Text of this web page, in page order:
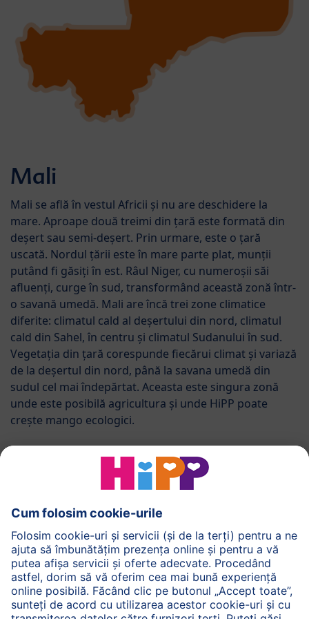
Mali
Mali se află în vestul Africii și nu are deschidere la
mare. Aproape două treimi din țară este formată din
deșert sau semi-deșert. Prin urmare, este o țară
uscată. Nordul țării este în mare parte plat, munții
putând fi găsiți în est. Râul Niger, cu numeroșii săi
afluenți, curge în sud, transformând această zonă într-
o savană umedă. Mali are încă trei zone climatice
diferite: climatul cald al deșertului din nord, climatul
cald din Sahel, în centru și climatul Sudanului în sud.
Vegetația din țară corespunde fiecărui climat și variază
de la deșertul din nord, până la savana umedă din
sudul cel mai îndepărtat. Aceasta este singura zonă
unde este posibilă agricultura și unde HiPP poate
crește mango ecologici.